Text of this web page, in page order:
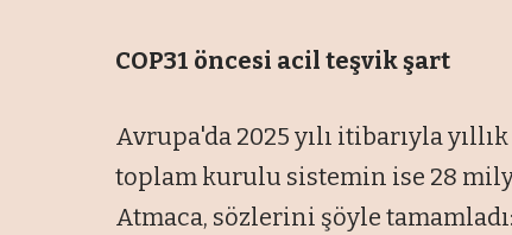
COP31 öncesi acil teşvik şart
Avrupa'da 2025 yılı itibarıyla
toplam kurulu sistemin ise 28
Atmaca, sözlerini şöyle tamamladı: